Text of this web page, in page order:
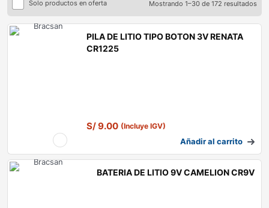
Solo productos en oferta Mostrando 1–30 de 172 resultados
PILA DE LITIO TIPO BOTON 3V RENATA
CR1225
S/9.00 (Incluye IGV)
Añadir al carrito
BATERIA DE LITIO 9V CAMELION CR9V